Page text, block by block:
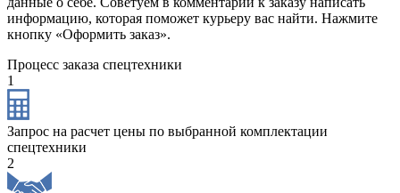
информацию, которая поможет курьеру вас найти. Нажмите
кнопку «Оформить заказ».
Процесс заказа спецтехники
1
Запрос на расчет цены по выбранной комплектации
спецтехники
2